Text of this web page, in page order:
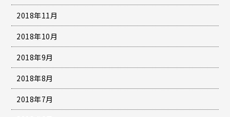
2018年11月
2018年10月
2018年9月
2018年8月
2018年7月